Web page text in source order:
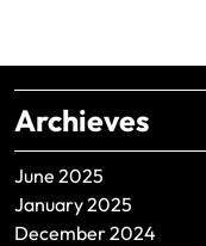
Archieves
June 2025
January 2025
December 2024